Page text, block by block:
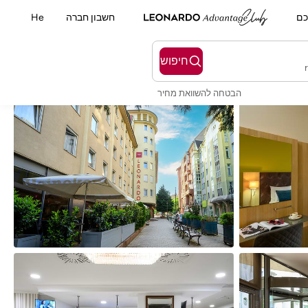
חשבון חברה He
חיפוש
הבטחה להשוואת מחיר